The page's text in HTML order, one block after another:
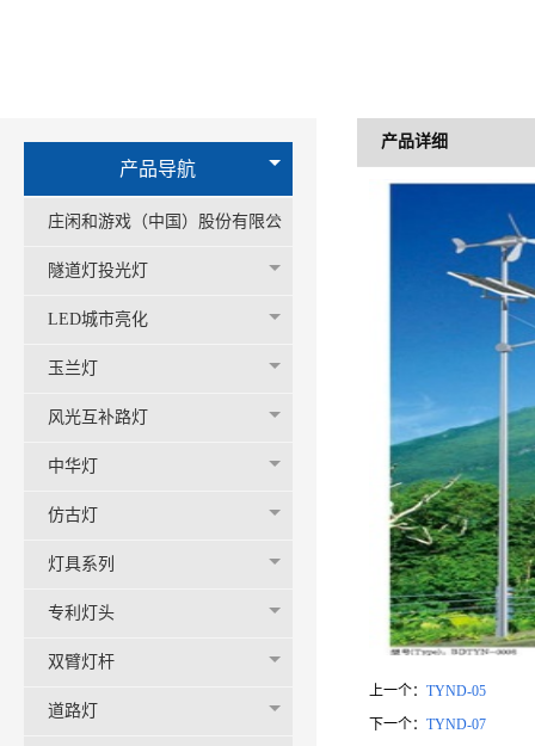
产品导航
庄闲和游戏（中国）股份有限公
司-官网
隧道灯投光灯
LED城市亮化
玉兰灯
风光互补路灯
中华灯
仿古灯
灯具系列
专利灯头
双臂灯杆
道路灯
产品详细
上一个： TYND-05
下一个： TYND-07